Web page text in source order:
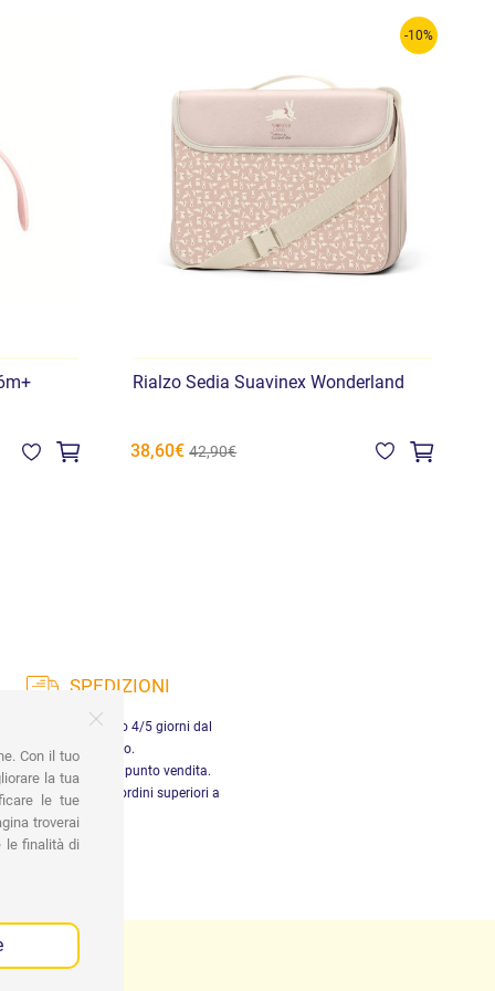
-10%
Rialzo Sedia Suavinex Wonderland
38,60€ 42,90€
SPEDIZIONI
in Italia entro 4/5 giorni dal
pagamento.
gratuito presso il punto vendita.
gratuita per ordini superiori a
29,90 €
Con il tuo
la tua
le tue
troverai
le finalità di